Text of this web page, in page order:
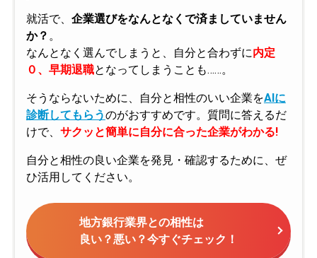
就活で、 企業選びをなんとなくで済ましていません
か？ 。
なんとなく選んでしまうと、自分と合わずに内定
０、早期退職となってしまうことも……。
そうならないために、自分と相性のいい企業をAIに
診断してもらうのがおすすめです。質問に答えるだ
けで、 サクッと簡単に自分に合った企業がわかる!
自分と相性の良い企業を発見・確認するために、ぜ
ひ活用してください。
地方銀行業界との相性は
良い？悪い？今すぐチェック！